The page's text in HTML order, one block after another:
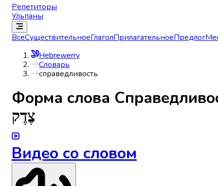
Репетиторы
Ульпаны
ВсеСуществительноеГлаголПрилагательноеПредлог
Hebrewerry
Словарь
справедливость
Форма слова
צֶדֶק
Видео со словом